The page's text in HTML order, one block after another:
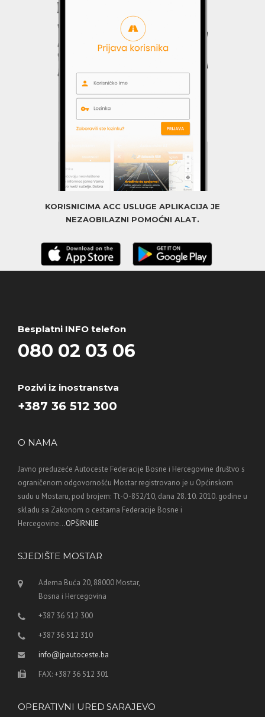
KORISNICIMA ACC USLUGE APLIKACIJA JE
NEZAOBILAZNI POMOĆNI ALAT.
Besplatni INFO telefon
080 02 03 06
Pozivi iz inostranstva
+387 36 512 300
O NAMA
Javno preduzeće Autoceste Federacije Bosne i Hercegovine društvo s
ograničenom odgovornošću Mostar registrovano je u Općinskom
sudu u Mostaru, pod brojem: Tt-O-852/10, dana 28. 10. 2010. godine u
skladu sa Zakonom o cestama Federacije Bosne i
Hercegovine...OPŠIRNIJE
SJEDIŠTE MOSTAR
Adema Buća 20, 88000 Mostar,
Bosna i Hercegovina
+387 36 512 300
+387 36 512 310
info@jpautoceste.ba
FAX: +387 36 512 301
OPERATIVNI URED SARAJEVO